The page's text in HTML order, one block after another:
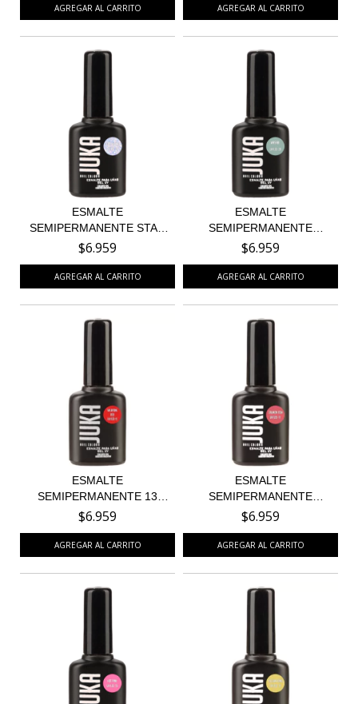
ESMALTE
SEMIPERMANENTE STAR
SHOWER 30
$6.959
ESMALTE
SEMIPERMANENTE
WASABI 28
$6.959
ESMALTE
SEMIPERMANENTE 13
VALENTINE RED
$6.959
ESMALTE
SEMIPERMANENTE
SALMON FISH 71
$6.959